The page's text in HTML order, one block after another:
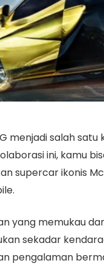
menjadi salah
ini, kamu
supercar ikonis
yang memukau
sekadar
pengalaman